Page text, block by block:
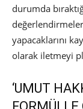
durumda
yapacaklarını
olarak iletmeyi
‘UMUT